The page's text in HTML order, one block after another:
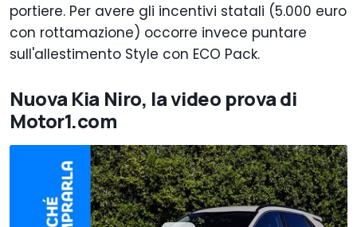
portiere. Per avere gli incentivi statali (5.000 euro
con rottamazione) occorre invece puntare
sull'allestimento Style con ECO Pack.
Nuova Kia Niro, la video prova di
Motor1.com